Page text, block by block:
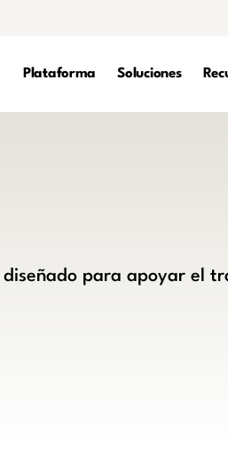
Plataforma Soluciones
para apoyar el